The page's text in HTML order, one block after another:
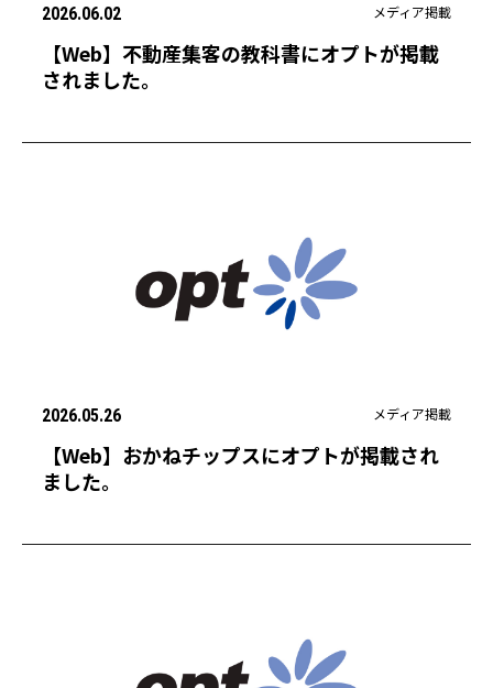
2026.06.02 メディア掲載
【Web】不動産集客の教科書にオプトが掲載
されました。
2026.05.26 メディア掲載
【Web】おかねチップスにオプトが掲載され
ました。